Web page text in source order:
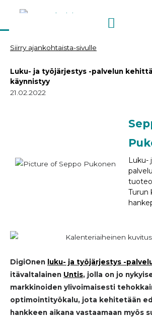
Siirry ajankohtaista-sivulle
Luku- ja työjärjestys -palvelun
käynnistyy
21.02.2022
Luku-
Turun
DigiOnen luku- ja työjärjestys -
itävaltalainen Untis, jolla on jo
markkinoiden ylivoimaisesti
optimointityökalu, jota kehitetään
hankkeen aikana vastaamaan myös